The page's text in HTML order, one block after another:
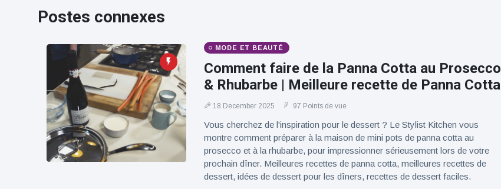
Ferrari SP-8 -
dérivé de la
F8 Spider est
le dernier
One-Off de
Maranello
18 March
22
Points de vue
Lotus dévoile
Emeya, sa
première
Hyper-GT
100électrique
18 March
22
Points de vue
Postes connexes
MODE ET BEAUTÉ
Comment faire de la Panna Cotta au Prosecco
& Rhubarbe | Meilleure recette de Panna Cotta
18 December 2025 97 Points de vue
Vous cherchez de l'inspiration pour le dessert ? Le Stylist Kitchen vous
montre comment préparer à la maison de mini pots de panna cotta au
prosecco et à la rhubarbe, pour impressionner sérieusement lors de votre
prochain dîner. Meilleures recettes de panna cotta, meilleures recettes de
dessert, idées de dessert pour les dîners, recettes de dessert faciles.